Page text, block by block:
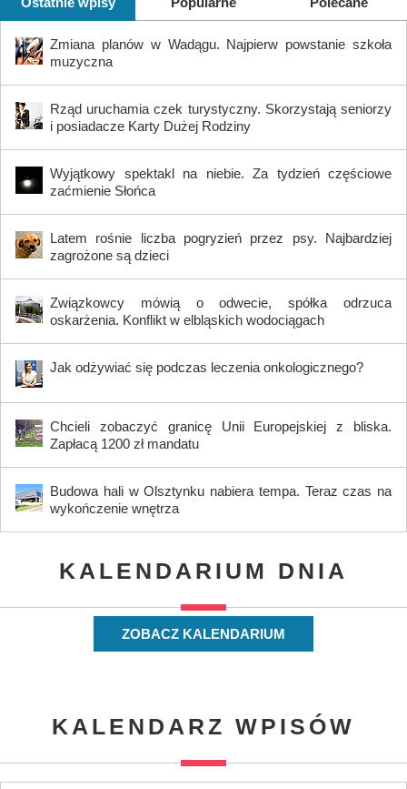
Zmiana planów w Wadągu. Najpierw powstanie szkoła
muzyczna
Rząd uruchamia czek turystyczny. Skorzystają seniorzy
i posiadacze Karty Dużej Rodziny
Wyjątkowy spektakl na niebie. Za tydzień częściowe
zaćmienie Słońca
Latem rośnie liczba pogryzień przez psy. Najbardziej
zagrożone są dzieci
Związkowcy mówią o odwecie, spółka odrzuca
oskarżenia. Konflikt w elbląskich wodociągach
Jak odżywiać się podczas leczenia onkologicznego?
Chcieli zobaczyć granicę Unii Europejskiej z bliska.
Zapłacą 1200 zł mandatu
Budowa hali w Olsztynku nabiera tempa. Teraz czas na
wykończenie wnętrza
KALENDARIUM DNIA
ZOBACZ KALENDARIUM
KALENDARZ WPISÓW